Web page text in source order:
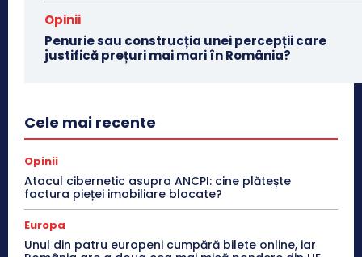
Opinii
Penurie sau construcția unei percepții care
justifică prețuri mai mari în România?
Cele mai recente
Opinii
Atacul cibernetic asupra ANCPI: cine plătește
factura pieței imobiliare blocate?
Europa
Unul din patru europeni cumpără bilete online, iar